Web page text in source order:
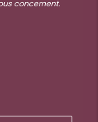
concernent.